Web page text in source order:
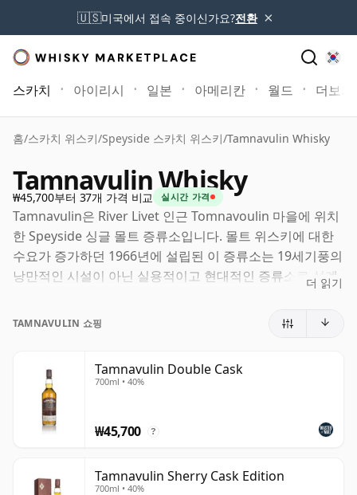
🇺🇸미국에서 접속 중이신가요?전환 ×
스카치 아이리시 일본 아메리칸 월드 더보기
홈/스카치 위스키/Speyside 스카치 위스키/Tamnavulin Whisky
Tamnavulin Whisky
₩45,700부터 37개 가격 비교 실시간 가격
Tamnavulin은 River Livet 인근 Tomnavoulin 마을에 위치
한 Speyside 싱글 몰트 증류소입니다. 몰트 위스키에 대한
수요가 증가하던 1966년에 설립된 이 증류소는 19세기풍의
낭만적인 시설이 아닌 실용적이고 현대적인 증류소로 설계
니다.
& Mackay가 운영하고 있습니다. 1990년대 중반 가동이 중
단되었다가 2007년 생산을 재개하였으며, 2016년 설립 50
주년을 맞아 싱글 몰트 브랜드로 새롭게 출시되었습니다. 생
산되는 위스키의 상당 부분은 여전히 블렌디드 위스키 제조
몰트 애호가들 사이에서 증류소의 인지도를 크게 높였습니
더 읽기
TAMNAVULIN 쇼핑
Tamnavulin Double Cask
700ml • 40%
₩45,700 ?
Tamnavulin Sherry Cask Edition
700ml • 40%